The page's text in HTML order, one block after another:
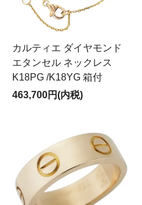
カルティエ ダイヤモンド
エタンセル ネックレス
K18PG /K18YG 箱付
463,700円(内税)